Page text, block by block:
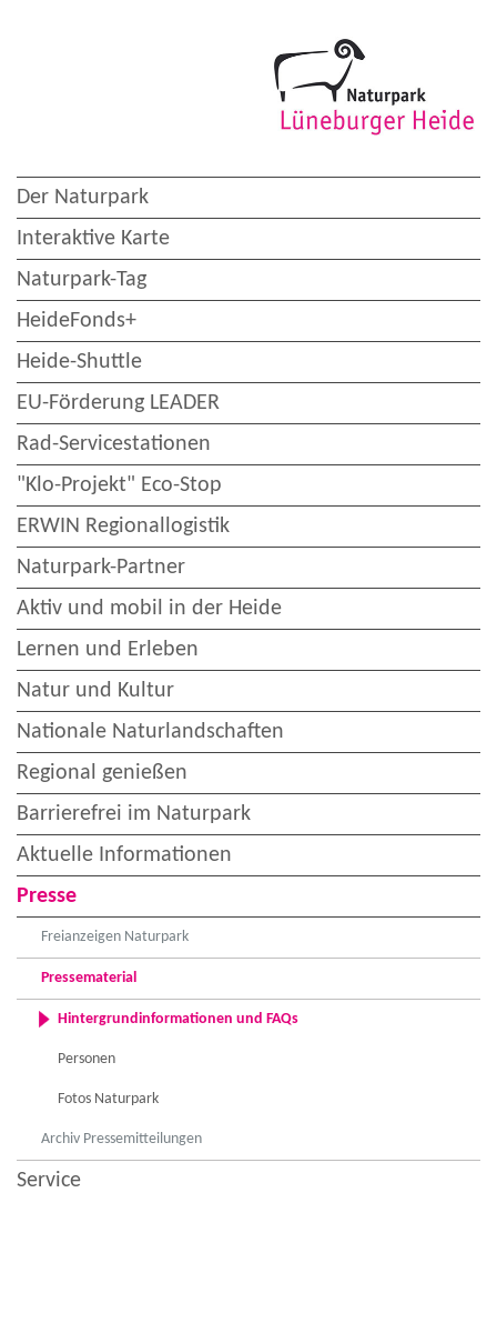
Der Naturpark
Interaktive Karte
Naturpark-Tag
HeideFonds+
Heide-Shuttle
EU-Förderung LEADER
Rad-Servicestationen
"Klo-Projekt" Eco-Stop
ERWIN Regionallogistik
Naturpark-Partner
Aktiv und mobil in der Heide
Lernen und Erleben
Natur und Kultur
Nationale Naturlandschaften
Regional genießen
Barrierefrei im Naturpark
Aktuelle Informationen
Presse
Freianzeigen Naturpark
Pressematerial
Hintergrundinformationen und FAQs
Personen
Fotos Naturpark
Archiv Pressemitteilungen
Service